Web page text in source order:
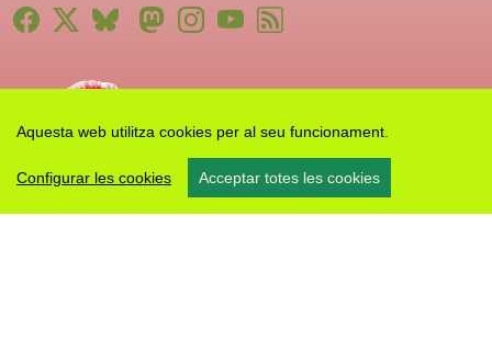
Aquesta web utilitza cookies per al seu funcionament.
Configurar les cookies Acceptar totes les cookies